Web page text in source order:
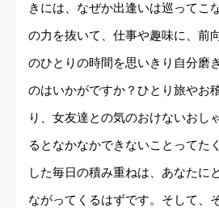
きには、なぜか出逢いは巡ってこ
の力を抜いて、仕事や趣味に、前
のひとりの時間を思いきり自分磨
のはいかがですか？ひとり旅やお
り、女友達との気のおけないおし
るとなかなかできないことってた
した毎日の積み重ねは、あなたに
ながってくるはずです。そして、